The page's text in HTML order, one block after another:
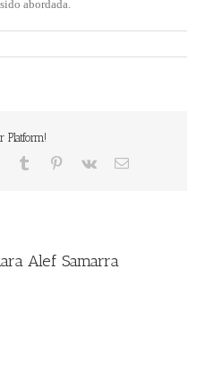
abordada.
Platform!
WhatsApp
Tumblr Pinterest
Vk Email
Alef Samarra